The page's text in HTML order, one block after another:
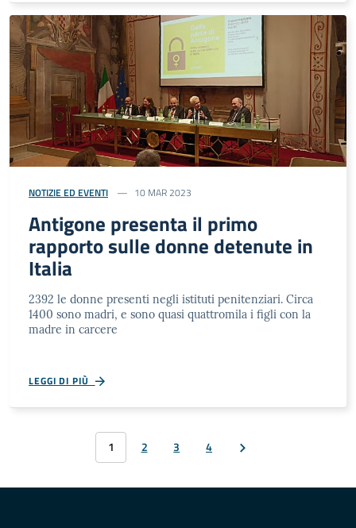
NOTIZIE ED EVENTI 10 MAR 2023
Antigone presenta il primo
rapporto sulle donne detenute in
Italia
2392 le donne presenti negli istituti penitenziari. Circa
1400 sono madri, e sono quasi quattromila i figli con la
madre in carcere
LEGGI DI PIÙ
1 2 3 4